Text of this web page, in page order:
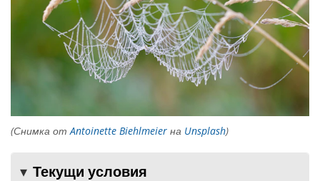
(Снимка от Antoinette Biehlmeier на Unsplash)
Текущи условия